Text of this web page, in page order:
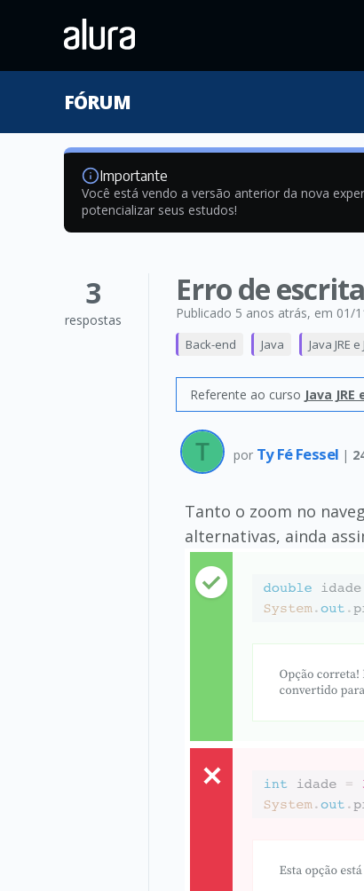
FÓRUM
Importante
Você está vendo a versão anterior da nova
potencializar seus estudos!
3
respostas
Erro de
Publicado 5 anos atrás, em 01/
Back-end Java Java JRE
Referente ao curso Java
por Ty Fé Fessel |
Tanto o zoom no
alternativas, ainda